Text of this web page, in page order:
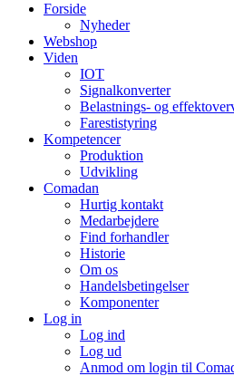
Forside
Nyheder
Webshop
Viden
IOT
Signalkonverter
Belastnings- og
Farestistyring
Kompetencer
Produktion
Udvikling
Comadan
Hurtig kontakt
Medarbejdere
Find forhandler
Historie
Om os
Handelsbetingelser
Komponenter
Log in
Log ind
Log ud
Anmod om login til